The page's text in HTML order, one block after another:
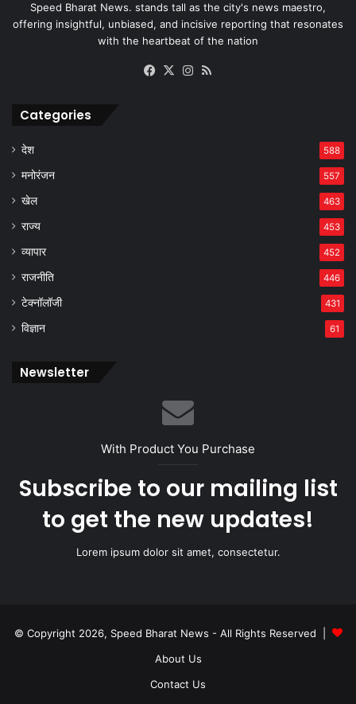
Speed Bharat News. stands tall as the city's news maestro,
offering insightful, unbiased, and incisive reporting that resonates
with the heartbeat of the nation
Facebook
X Instagram
Categories
देश 588
मनोरंजन 557
खेल 463
राज्य 453
व्यापार 452
राजनीति 446
टेक्नॉलॉजी 431
विज्ञान 61
Newsletter
With Product You Purchase
Subscribe to our mailing list
to get the new updates!
Lorem ipsum dolor sit amet, consectetur.
© Copyright 2026, Speed Bharat News - All Rights Reserved |
About Us
Contact Us